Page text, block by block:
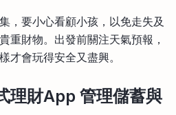
，要小心看顧小孩，以免走失及
重財物。出發前關注天氣預報，
才會玩得安全又盡興。
理財App 管理儲蓄與